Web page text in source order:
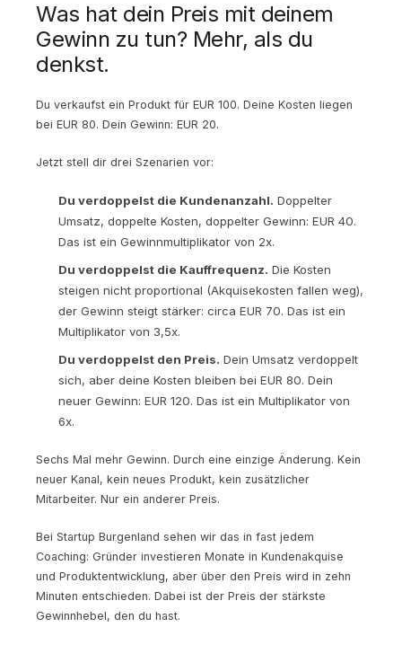
Was hat dein Preis mit deinem
Gewinn zu tun? Mehr, als du
denkst.
Du verkaufst ein Produkt für EUR 100. Deine Kosten liegen
bei EUR 80. Dein Gewinn: EUR 20.
Jetzt stell dir drei Szenarien vor:
Du verdoppelst die Kundenanzahl. Doppelter
Umsatz, doppelte Kosten, doppelter Gewinn: EUR 40.
Das ist ein Gewinnmultiplikator von 2x.
Du verdoppelst die Kauffrequenz. Die Kosten
steigen nicht proportional (Akquisekosten fallen weg),
der Gewinn steigt stärker: circa EUR 70. Das ist ein
Multiplikator von 3,5x.
Du verdoppelst den Preis. Dein Umsatz verdoppelt
sich, aber deine Kosten bleiben bei EUR 80. Dein
neuer Gewinn: EUR 120. Das ist ein Multiplikator von
6x.
Sechs Mal mehr Gewinn. Durch eine einzige Änderung. Kein
neuer Kanal, kein neues Produkt, kein zusätzlicher
Mitarbeiter. Nur ein anderer Preis.
Bei Startup Burgenland sehen wir das in fast jedem
Coaching: Gründer investieren Monate in Kundenakquise
und Produktentwicklung, aber über den Preis wird in zehn
Minuten entschieden. Dabei ist der Preis der stärkste
Gewinnhebel, den du hast.